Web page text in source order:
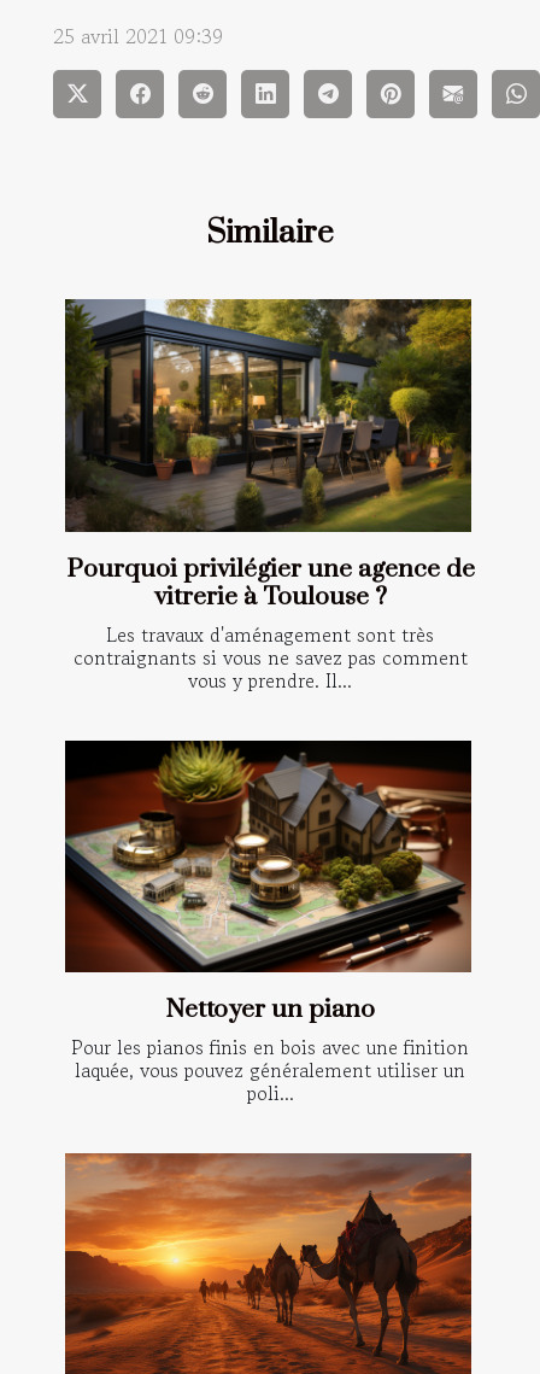
Similaire
Pourquoi privilégier une agence de
vitrerie à Toulouse ?
Les travaux d'aménagement sont très
contraignants si vous ne savez pas comment
vous y prendre. Il...
Nettoyer un piano
Pour les pianos finis en bois avec une finition
laquée, vous pouvez généralement utiliser un
poli...
25 avril 2021 09:39